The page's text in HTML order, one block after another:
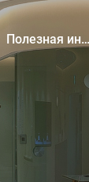
Полезная информация